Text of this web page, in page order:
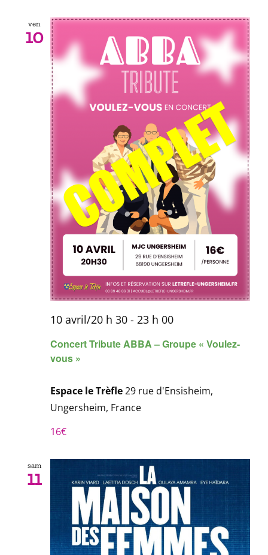
ven
10
Concert Tribute ABBA – Groupe « Voulez-
vous »
10 avril/20 h 30 - 23 h 00
Espace le Trèfle29 rue d'Ensisheim,
Ungersheim, France
16€
sam
11